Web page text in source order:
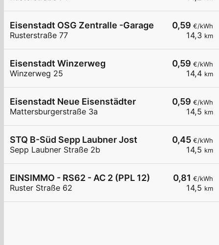
0,59 €/kWh
14,3 km
Eisenstadt OSG Zentralle -Garage
Rusterstraße 77
0,59 €/kWh
14,4 km
Eisenstadt Winzerweg
Winzerweg 25
0,59 €/kWh
14,5 km
Eisenstadt Neue Eisenstädter
Mattersburgerstraße 3a
0,45 €/kWh
14,5 km
STQ B-Süd Sepp Laubner Jost
Sepp Laubner Straße 2b
0,81 €/kWh
14,5 km
EINSIMMO - RS62 - AC 2 (PPL 12)
Ruster Straße 62